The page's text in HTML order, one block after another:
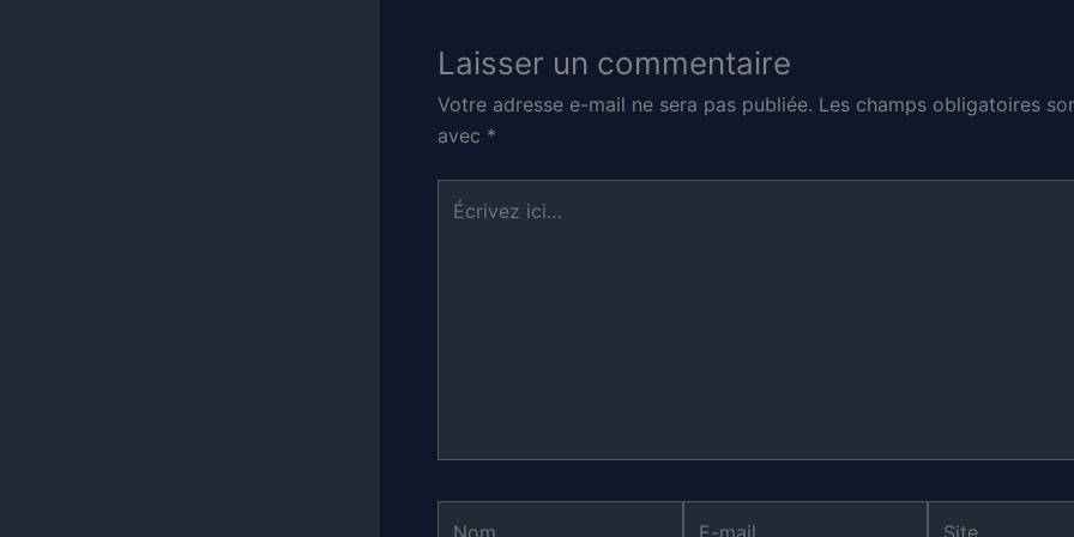
Laisser un commentaire
Votre adresse e-mail ne sera pas publiée. Les champs obligatoires
avec *
Écrivez
ici…